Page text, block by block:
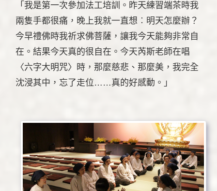
「我是第一次參加法工培訓。昨天練習端茶時我
兩隻手都很痛，晚上我就一直想︰明天怎麼辦？
今早禮佛時我祈求佛菩薩，讓我今天能夠非常自
在。結果今天真的很自在。今天芮斯老師在唱
〈六字大明咒〉時，那麼慈悲、那麼美，我完全
沈浸其中，忘了走位……真的好感動。」